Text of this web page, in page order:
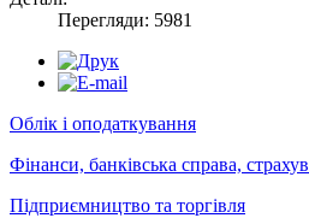
Перегляди: 5981
Облік і оподаткування
Фінанси, банківська справа,
Підприємництво та торгівля